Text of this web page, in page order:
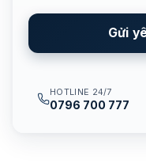
Gửi
HOTLINE 24/7
0796 700 777